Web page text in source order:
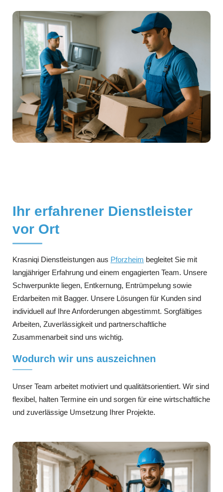
Ihr erfahrener Dienstleister
vor Ort
Krasniqi Dienstleistungen aus Pforzheim begleitet Sie mit
langjähriger Erfahrung und einem engagierten Team. Unsere
Schwerpunkte liegen, Entkernung, Entrümpelung sowie
Erdarbeiten mit Bagger. Unsere Lösungen für Kunden sind
individuell auf Ihre Anforderungen abgestimmt. Sorgfältiges
Arbeiten, Zuverlässigkeit und partnerschaftliche
Zusammenarbeit sind uns wichtig.
Wodurch wir uns auszeichnen
Unser Team arbeitet motiviert und qualitätsorientiert. Wir sind
flexibel, halten Termine ein und sorgen für eine wirtschaftliche
und zuverlässige Umsetzung Ihrer Projekte.